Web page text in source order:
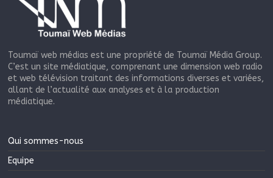
Toumaï web médias est une propriété de Toumaï Média Group.
C’est un site médiatique, comprenant une dimension web radio
et web télévision traitant des informations diverses et variées,
allant de l’actualité aux analyses et à la production
médiatique.
Qui sommes-nous
Equipe